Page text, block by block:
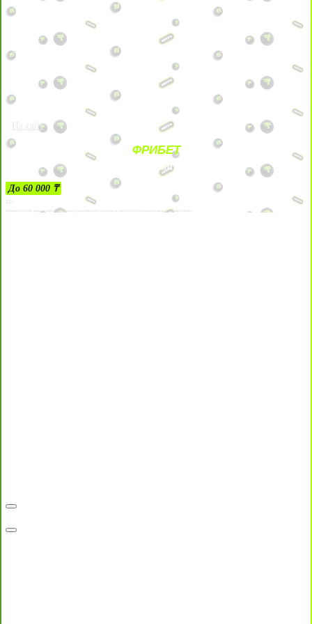
На сайт
ФРИБЕТ
ЗА ДЕПОЗИТЫ
До 60 000 ₸
21+
Лицензии №24514359, выданной комитетом индустрии туризма Министерства культуры и спорта Республики Казахстан срок до 27 сентября 2034 года.